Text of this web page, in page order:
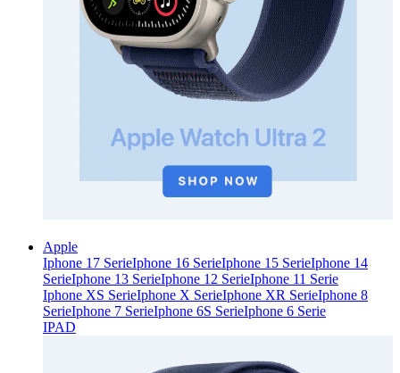
Apple
Iphone 17 SerieIphone 16 SerieIphone 15 SerieIphone 14
SerieIphone 13 SerieIphone 12 SerieIphone 11 Serie
Iphone XS SerieIphone X SerieIphone XR SerieIphone 8
SerieIphone 7 SerieIphone 6S SerieIphone 6 Serie
IPAD